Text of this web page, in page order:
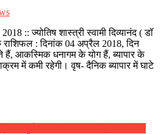
:: ज्योतिष शास्त्री स्वामी दिव्यानंद ( डॉ
: दिनांक 04 अप्रैल 2018, दिन
हैं, आकस्मिक धनागम के योग हैं, ब्यापार के
में कमी रहेगी। वृष- दैनिक ब्यापार में घाटे